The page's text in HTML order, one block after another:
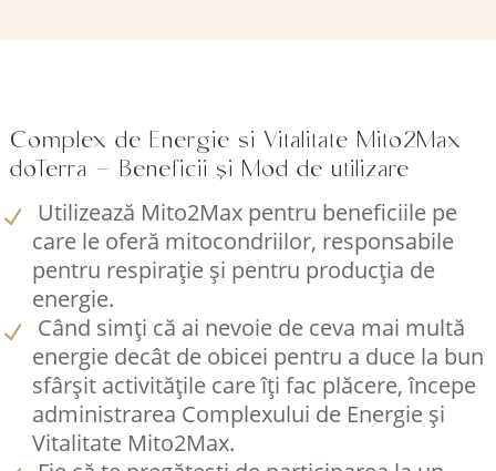
Complex de Energie si Vitalitate Mito2Max
doTerra – Beneficii și Mod de utilizare
Utilizează Mito2Max pentru beneficiile pe
care le oferă mitocondriilor, responsabile
pentru respirație și pentru producția de
energie.
Când simți că ai nevoie de ceva mai multă
energie decât de obicei pentru a duce la bun
sfârșit activitățile care îți fac plăcere, începe
administrarea Complexului de Energie și
Vitalitate Mito2Max.